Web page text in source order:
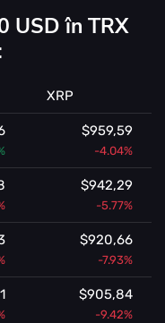
USD în TRX
XRP
$959,59
-4.04%
$942,29
-5.77%
$920,66
-7.93%
$905,84
-9.42%